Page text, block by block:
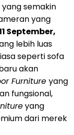
semakin
yang
September,
lebih luas
seperti sofa
akan
Furniture yang
fungsional,
yang
dari merek